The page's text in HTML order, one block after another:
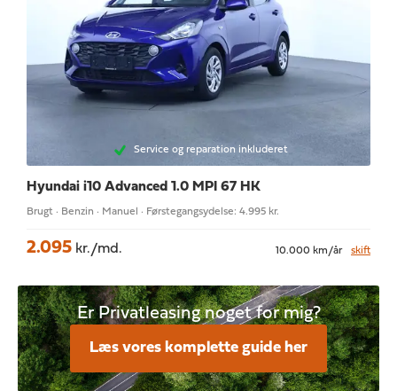
Service og reparation inkluderet
Hyundai i10 Advanced 1.0 MPI 67 HK
Brugt · Benzin · Manuel · Førstegangsydelse: 4.995 kr.
2.095 kr./md. 10.000 km/år skift
Er Privatleasing noget for mig?
Læs vores komplette guide her